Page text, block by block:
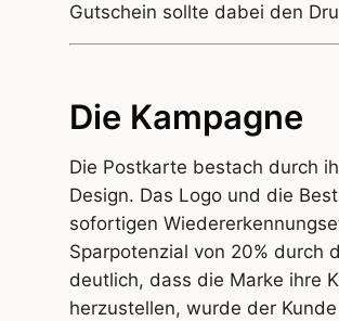
Gutschein sollte dabei den
Die Kampagne
Die Postkarte bestach durch
Design. Das Logo und die
sofortigen
Sparpotenzial von 20% durch
deutlich, dass die Marke ihre
herzustellen, wurde der